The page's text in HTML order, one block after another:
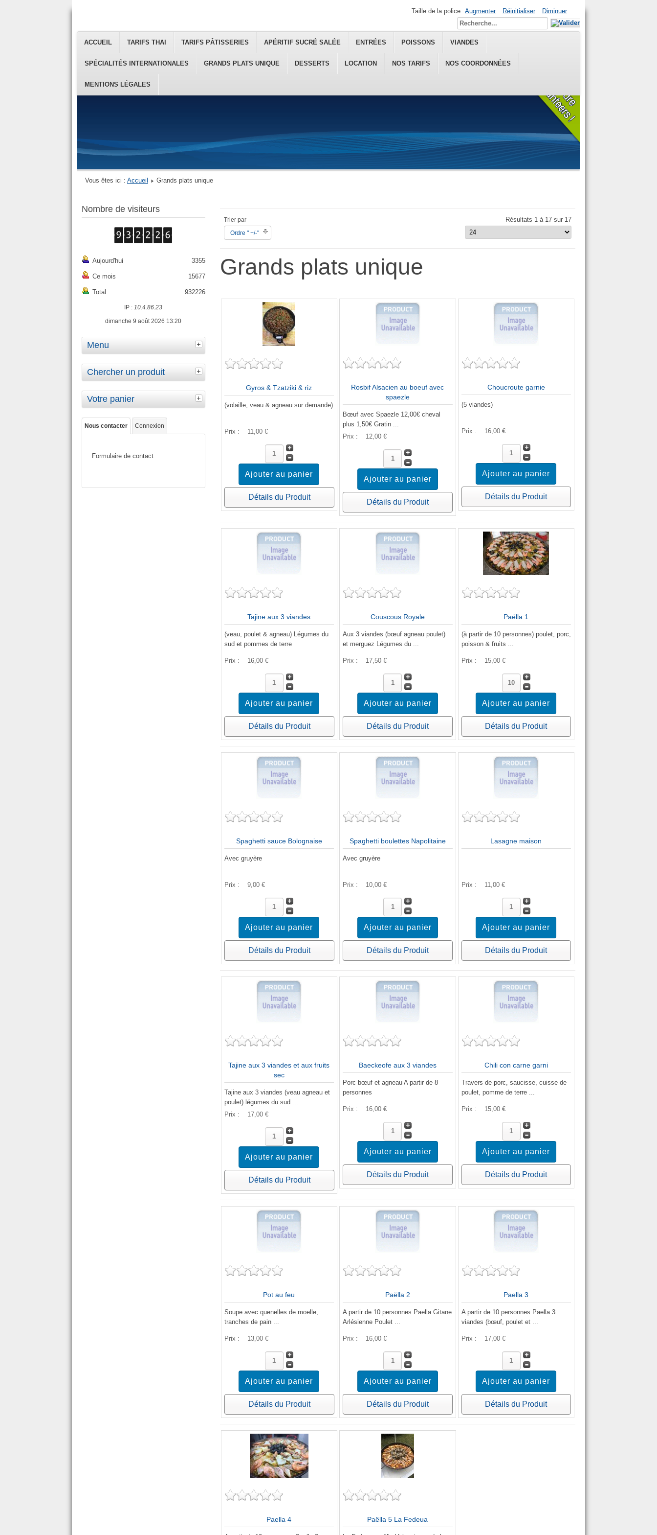
ACCUEIL TARIFS THAI TARIFS PÂTISSERIES APÉRITIF SUCRÉ SALÉE ENTRÉES POISSONS VIANDES
SPÉCIALITÉS INTERNATIONALES GRANDS PLATS UNIQUE DESSERTS LOCATION NOS TARIFS NOS COORDONNÉES
MENTIONS LÉGALES
Taille de la police Augmenter Réinitialiser Diminuer
Vous êtes ici : Accueil Grands plats unique
Nombre de visiteurs
Aujourd'hui 3355
Ce mois 15677
Total 932226
IP :10.4.86.23
dimanche 9 août 2026 13:20
Menu
Chercher un produit
Votre panier
Nous contacter Connexion
Formulaire de contact
Trier par
Ordre " +/-"
Résultats 1 à 17 sur 17
Grands plats unique
Gyros & Tzatziki & riz
(volaille, veau & agneau sur demande)
Prix : 11,00 €
Détails du Produit
Rosbif Alsacien au boeuf avec
spaezle
Bœuf avec Spaezle 12,00€ cheval
plus 1,50€ Gratin ...
Prix :
12,00 €
Détails du Produit
Choucroute garnie
(5 viandes)
Prix : 16,00 €
Détails du Produit
Tajine aux 3 viandes
(veau, poulet & agneau) Légumes du
sud et pommes de terre
Prix : 16,00 €
Détails du Produit
Couscous Royale
Aux 3 viandes (bœuf agneau poulet)
et merguez Légumes du ...
Prix : 17,50 €
Détails du Produit
Paëlla 1
(à partir de 10 personnes) poulet, porc,
poisson & fruits ...
Prix : 15,00 €
Détails du Produit
Spaghetti sauce Bolognaise
Avec gruyère
Prix : 9,00 €
Détails du Produit
Spaghetti boulettes Napolitaine
Avec gruyère
Prix : 10,00 €
Détails du Produit
Lasagne maison
Prix : 11,00 €
Détails du Produit
Tajine aux 3 viandes et aux fruits
sec
Tajine aux 3 viandes (veau agneau et
poulet) légumes du sud ...
Prix :
17,00 €
Détails du Produit
Baeckeofe aux 3 viandes
Porc bœuf et agneau A partir de 8
personnes
Prix : 16,00 €
Détails du Produit
Chili con carne garni
Travers de porc, saucisse, cuisse de
poulet, pomme de terre ...
Prix : 15,00 €
Détails du Produit
Pot au feu
Soupe avec quenelles de moelle,
tranches de pain ...
Prix : 13,00 €
Détails du Produit
Paëlla 2
A partir de 10 personnes Paella Gitane
Arlésienne Poulet ...
Prix : 16,00 €
Détails du Produit
Paella 3
A partir de 10 personnes Paella 3
viandes (bœuf, poulet et ...
Prix : 17,00 €
Détails du Produit
Paella 4 Paëlla 5 La Fedeua